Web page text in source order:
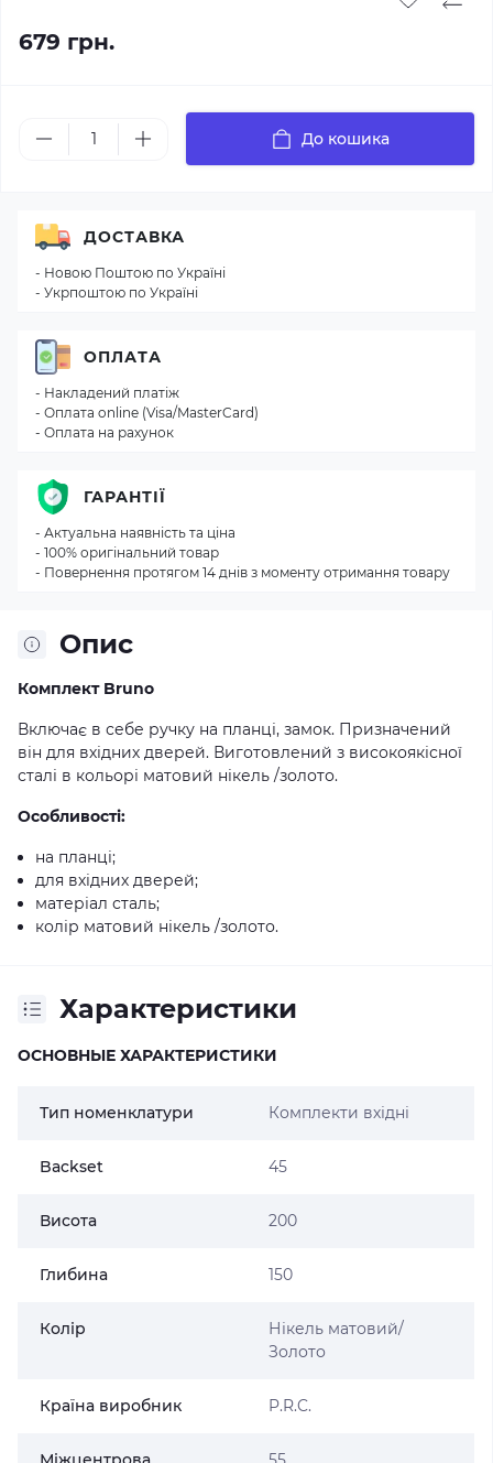
679 грн.
До кошика
Опис
Комплект Bruno
Включає в себе ручку на планці, замок. Призначений
він для вхідних дверей. Виготовлений з високоякісної
сталі в кольорі матовий нікель /золото.
Особливості:
на планці;
для вхідних дверей;
матеріал сталь;
колір матовий нікель /золото.
Характеристики
ОСНОВНЫЕ ХАРАКТЕРИСТИКИ
Тип номенклатури Комплекти вхідні
Backset 45
Висота 200
Глибина 150
Колір
Нікель матовий/
Золото
Країна виробник P.R.C.
ДОСТАВКА
- Новою Поштою по Україні
- Укрпоштою по Україні
ОПЛАТА
- Накладений платіж
- Оплата online (Visa/MasterCard)
- Оплата на рахунок
ГАРАНТІЇ
- Актуальна наявність та ціна
- 100% оригінальний товар
- Повернення протягом 14 днів з моменту отримання товару